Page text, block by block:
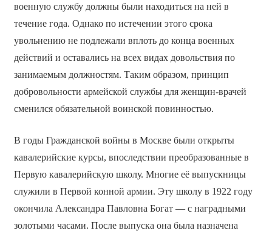
военную службу должны были находиться на ней в
течение года. Однако по истечении этого срока
увольнению не подлежали вплоть до конца военных
действий и оставались на всех видах довольствия по
занимаемым должностям. Таким образом, принцип
добровольности армейской службы для женщин-врачей
сменился обязательной воинской повинностью.
В годы Гражданской войны в Москве были открыты
кавалерийские курсы, впоследствии преобразованные в
Первую кавалерийскую школу. Многие её выпускницы
служили в Первой конной армии. Эту школу в 1922 году
окончила Александра Павловна Богат — с наградными
золотыми часами. После выпуска она была назначена